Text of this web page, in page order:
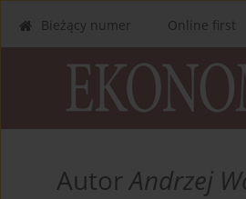
Bieżący numer Online first
AutorAndrzej